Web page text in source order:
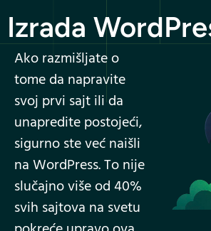
Izrada
Ako razmišljate o
tome da napravite
svoj prvi sajt ili da
unapredite postojeći,
sigurno ste već naišli
na WordPress. To nije
slučajno više od 40%
svih sajtova na svetu